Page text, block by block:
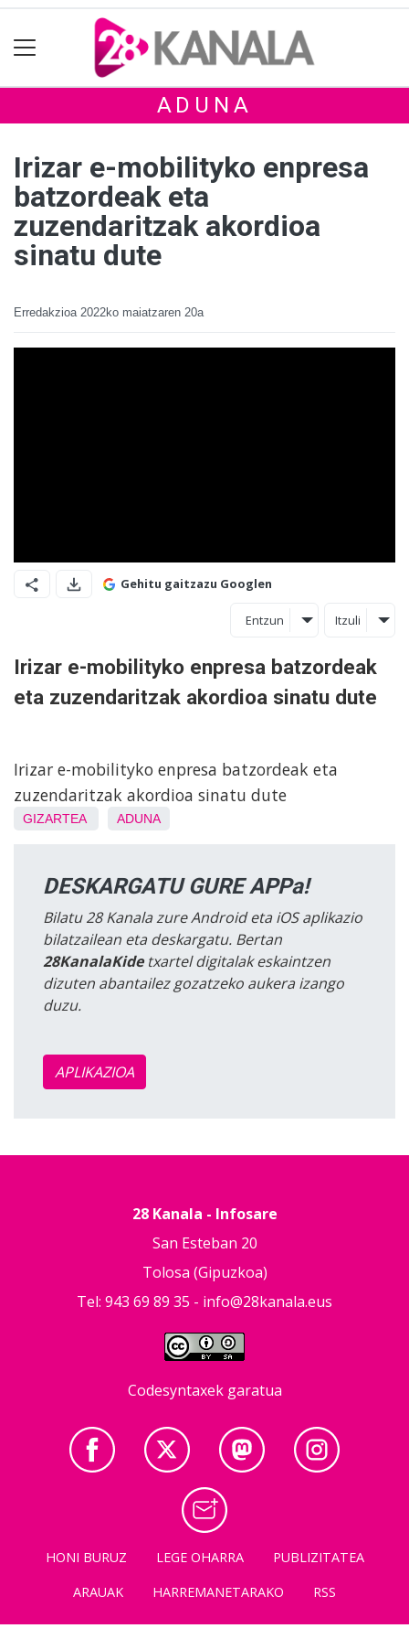
ADUNA
Irizar e-mobilityko enpresa
batzordeak eta
zuzendaritzak akordioa
sinatu dute
Erredakzioa 2022ko maiatzaren 20a
Gehitu gaitzazu Googlen
Entzun Itzuli
Irizar e-mobilityko enpresa batzordeak
eta zuzendaritzak akordioa sinatu dute
Irizar e-mobilityko enpresa batzordeak eta
zuzendaritzak akordioa sinatu dute
GIZARTEA ADUNA
DESKARGATU GURE APPa!
Bilatu 28 Kanala zure Android eta iOS aplikazio
bilatzailean eta deskargatu. Bertan
28KanalaKidetxartel digitalak eskaintzen
dizuten abantailez gozatzeko aukera izango
duzu.
APLIKAZIOA
28 Kanala - Infosare
San Esteban 20
Tolosa (Gipuzkoa)
Tel: 943 69 89 35 - info@28kanala.eus
Codesyntaxek garatua
HONI BURUZ LEGE OHARRA
PUBLIZITATEA
ARAUAK
HARREMANETARAKO RSS